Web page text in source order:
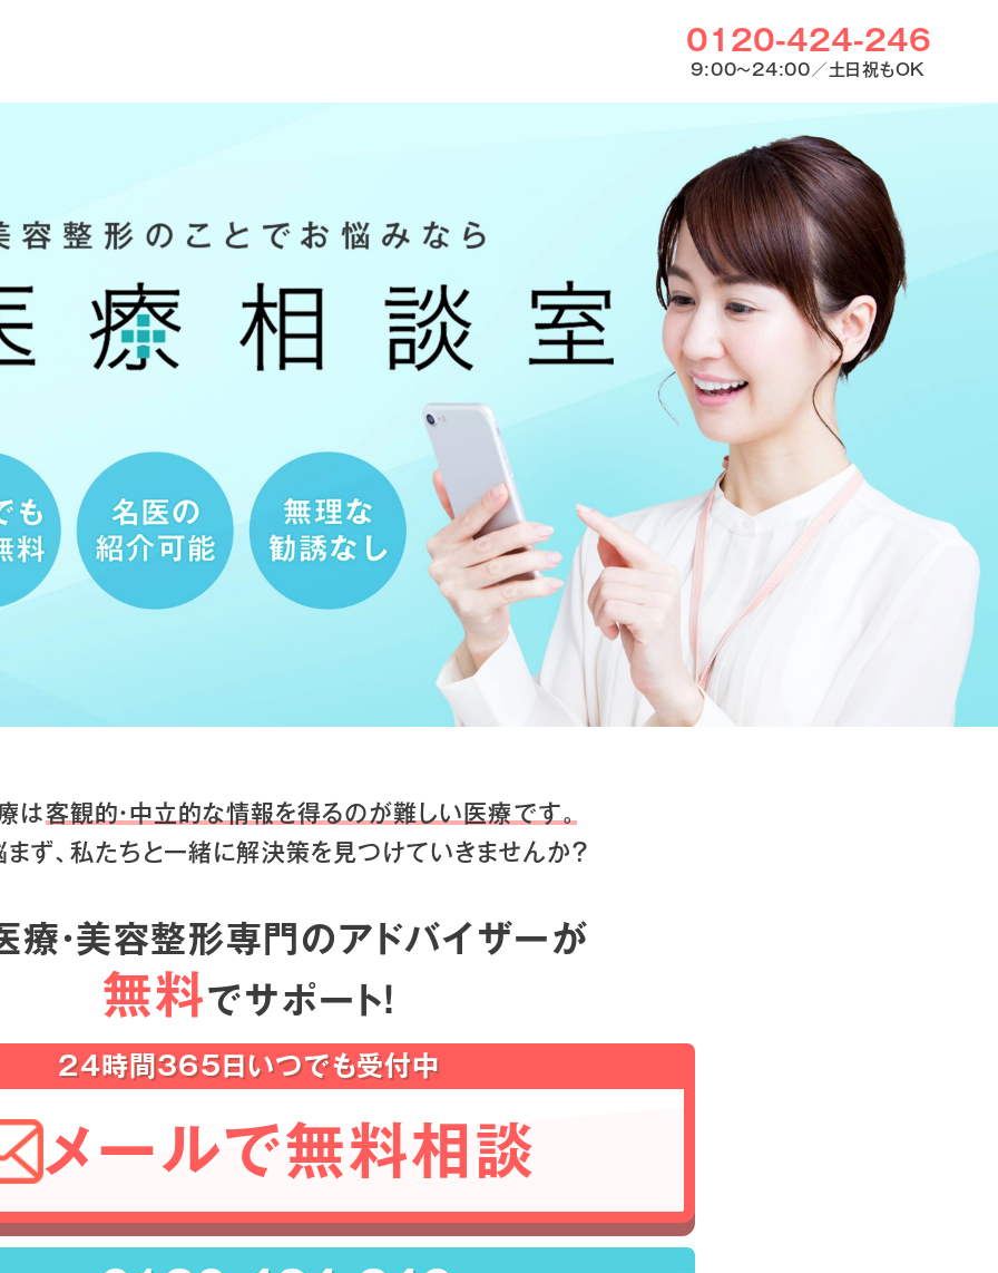
0120-424-246
9:00〜24:00／土日祝もOK
は客観的・中立的な情報を得るのが難しい医療です。
ず、私たちと一緒に解決策を見つけていきませんか？
療・美容整形専門のアドバイザーが
無料でサポート！
24時間365日いつでも受付中
メールで無料相談